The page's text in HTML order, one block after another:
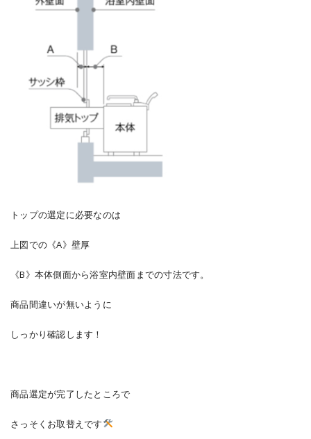
トップの選定に必要なのは
上図での《A》壁厚
《B》本体側面から浴室内壁面までの寸法です。
商品間違いが無いように
しっかり確認します！
商品選定が完了したところで
さっそくお取替えです